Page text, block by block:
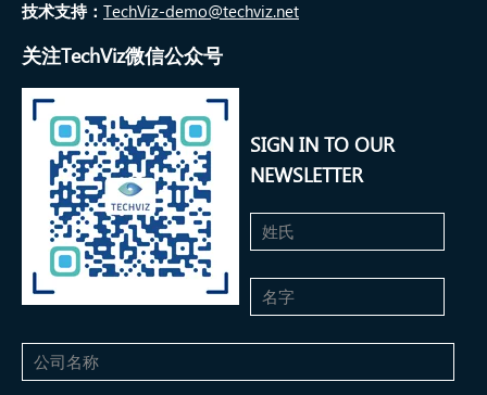
技术支持： TechViz-demo@techviz.net
关注TechViz微信公众号
SIGN IN TO OUR
NEWSLETTER